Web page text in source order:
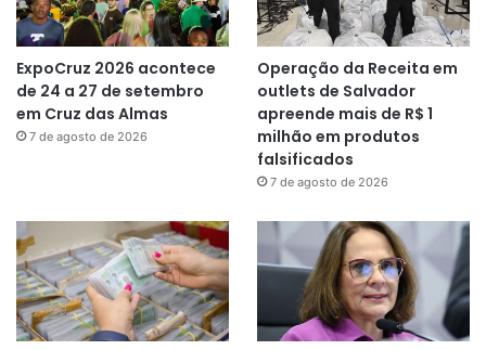
ExpoCruz 2026 acontece
de 24 a 27 de setembro
em Cruz das Almas
7 de agosto de 2026
Operação da Receita em
outlets de Salvador
apreende mais de R$ 1
milhão em produtos
falsificados
7 de agosto de 2026